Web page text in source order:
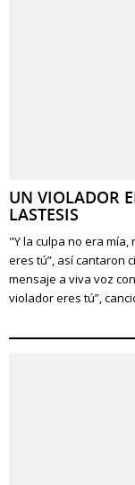
UN VIOLADOR
LASTESIS
"Y la culpa no era
eres tú”, así cantaron
mensaje a viva voz
violador eres tú”,